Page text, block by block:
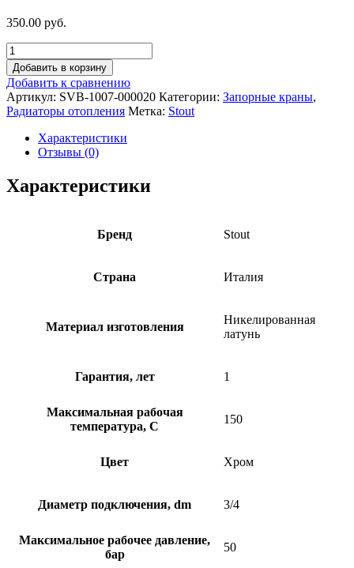
350.00 руб.
Добавить в корзину
Добавить к сравнению
Артикул: SVB-1007-000020 Категории: Запорные краны,
Радиаторы отопления Метка: Stout
Характеристики
Отзывы (0)
Характеристики
Бренд Stout
Страна Италия
Материал изготовления
Никелированная
латунь
Гарантия, лет 1
Максимальная рабочая
температура, C
150
Цвет Хром
Диаметр подключения, dm 3/4
Максимальное рабочее давление,
бар
50